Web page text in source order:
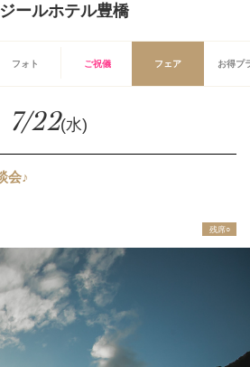
ールホテル豊橋
フォト ご祝儀 フェア お得プ
7/22(水)
会♪
残席○